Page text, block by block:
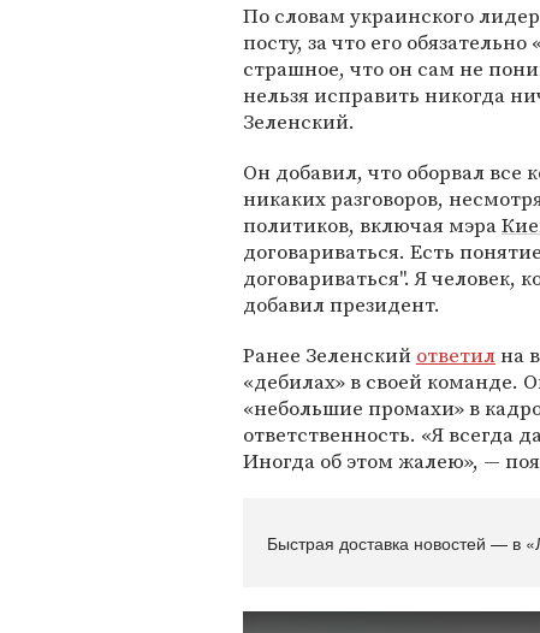
По словам украинского
посту, за что его
страшное, что он сам не
нельзя исправить никогда
Зеленский.
Он добавил, что оборвал
никаких разговоров,
политиков, включая мэра
договариваться. Есть
договариваться". Я человек,
добавил президент.
Ранее Зеленский ответилна
«дебилах» в своей команде.
«небольшие промахи» в
ответственность. «Я всегда
Иногда об этом жалею», —
Быстрая доставка новостей — в